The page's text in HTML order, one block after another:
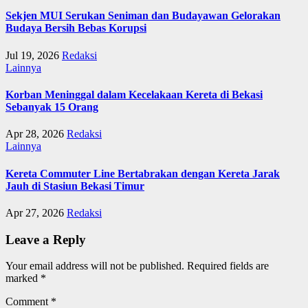
Sekjen MUI Serukan Seniman dan Budayawan Gelorakan
Budaya Bersih Bebas Korupsi
Jul 19, 2026 Redaksi
Lainnya
Korban Meninggal dalam Kecelakaan Kereta di Bekasi
Sebanyak 15 Orang
Apr 28, 2026 Redaksi
Lainnya
Kereta Commuter Line Bertabrakan dengan Kereta Jarak
Jauh di Stasiun Bekasi Timur
Apr 27, 2026 Redaksi
Leave a Reply
Your email address will not be published. Required fields are
marked *
Comment *